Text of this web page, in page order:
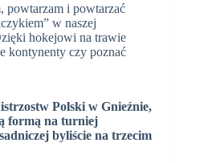
powtarzam i powtarzać
w naszej
hokejowi na trawie
kontynenty czy poznać
Polski w Gnieźnie,
formą na turniej
byliście na trzecim